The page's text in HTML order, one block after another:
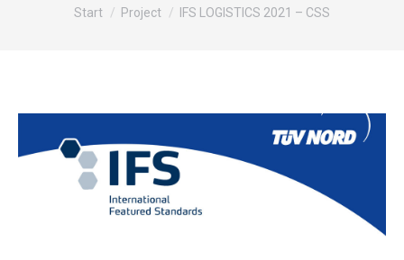
Sie befinden sich hier:
Start Project IFS LOGISTICS 2021 – CSS